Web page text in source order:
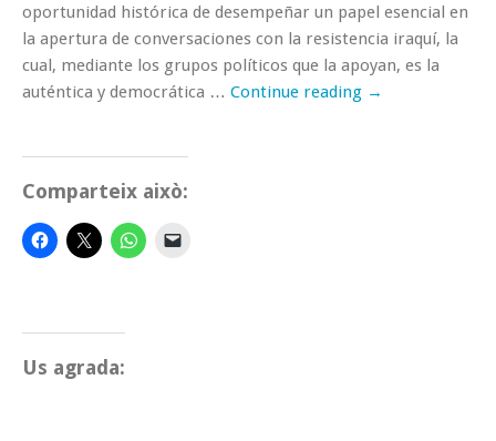
oportunidad histórica de desempeñar un papel esencial en
la apertura de conversaciones con la resistencia iraquí, la
cual, mediante los grupos políticos que la apoyan, es la
auténtica y democrática … Continue reading →
Comparteix això:
Us agrada: